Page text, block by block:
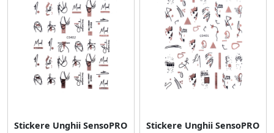
Stickere Unghii SensoPRO
Stickere Unghii SensoPRO